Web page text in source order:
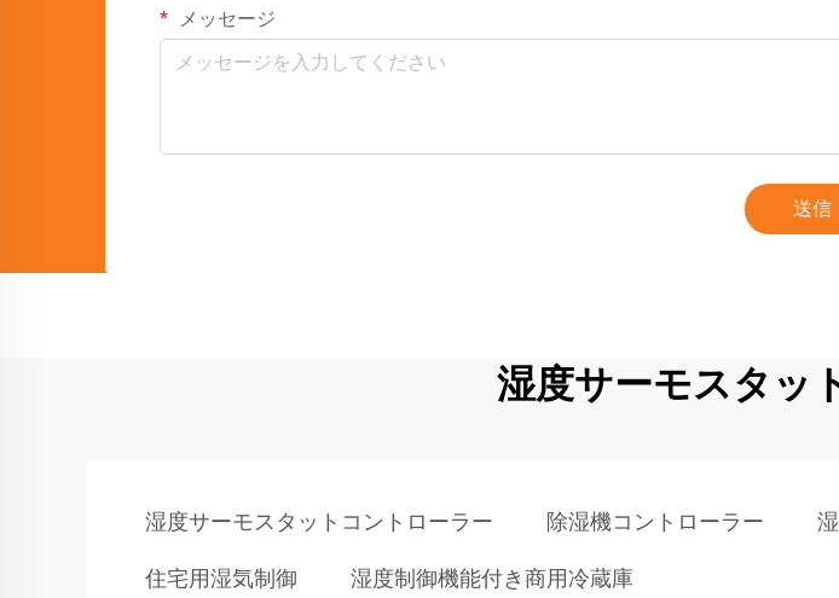
メッセージ
送信
湿度サーモスタッ
湿度サーモスタットコントローラー 除湿機コントローラー
住宅用湿気制御 湿度制御機能付き商用冷蔵庫